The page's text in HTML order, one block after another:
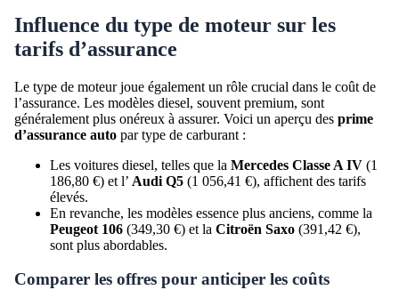
Influence du type de moteur sur les
tarifs d’assurance
Le type de moteur joue également un rôle crucial dans le coût de
l’assurance. Les modèles diesel, souvent premium, sont
généralement plus onéreux à assurer. Voici un aperçu des prime
d’assurance auto par type de carburant :
Les voitures diesel, telles que la Mercedes Classe A IV (1
186,80 €) et l’ Audi Q5 (1 056,41 €), affichent des tarifs
élevés.
En revanche, les modèles essence plus anciens, comme la
Peugeot 106 (349,30 €) et la Citroën Saxo (391,42 €),
sont plus abordables.
Comparer les offres pour anticiper les coûts